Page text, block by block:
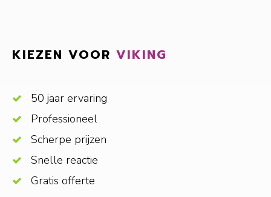
KIEZEN VOOR VIKING
50 jaar ervaring
Professioneel
Scherpe prijzen
Snelle reactie
Gratis offerte